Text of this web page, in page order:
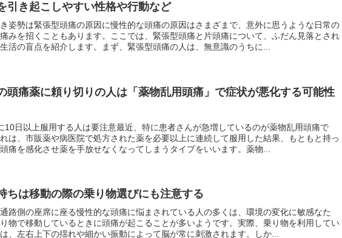
引き起こしやすい性格や行動など
姿勢は緊張型頭痛の原因に慢性的な頭痛の原因はさまざまで、意外に思うような日常の
みを招くこともあります。ここでは、緊張型頭痛と片頭痛について、ふだん見落とされ
活の盲点を紹介します。まず、緊張型頭痛の人は、無意識のうちに...
頭痛薬に頼り切りの人は「薬物乱用頭痛」で症状が悪化する可能性
10日以上服用する人は要注意最近、特に患者さんが急増しているのが薬物乱用頭痛で
は、市販薬や病医院で処方された薬を必要以上に連続して服用した結果、もともと持っ
痛を感化させ薬を手放せなくなってしまうタイプをいいます。薬物...
ちは移動の際の乗り物選びにも注意する
路側の座席に座る慢性的な頭痛に悩まされている人の多くは、環境の変化に敏感なた
物で移動しているときに頭痛が起こることが多いようです。実際、乗り物を利用してい
、左右上下の揺れや細かい振動によって脳が常に刺激されます。しか...